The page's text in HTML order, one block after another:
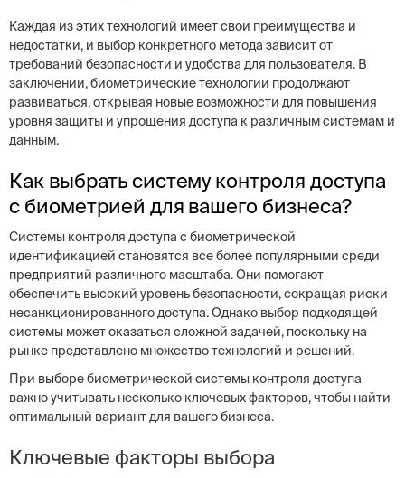
Каждая из этих технологий имеет свои преимущества и
недостатки, и выбор конкретного метода зависит от
требований безопасности и удобства для пользователя. В
заключении, биометрические технологии продолжают
развиваться, открывая новые возможности для повышения
уровня защиты и упрощения доступа к различным системам и
данным.
Как выбрать систему контроля доступа
с биометрией для вашего бизнеса?
Системы контроля доступа с биометрической
идентификацией становятся все более популярными среди
предприятий различного масштаба. Они помогают
обеспечить высокий уровень безопасности, сокращая риски
несанкционированного доступа. Однако выбор подходящей
системы может оказаться сложной задачей, поскольку на
рынке представлено множество технологий и решений.
При выборе биометрической системы контроля доступа
важно учитывать несколько ключевых факторов, чтобы найти
оптимальный вариант для вашего бизнеса.
Ключевые факторы выбора